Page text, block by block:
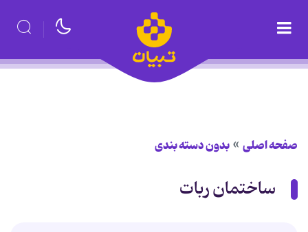
صفحه اصلی بدون دسته بندی
ساختمان ربات